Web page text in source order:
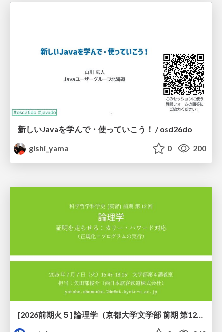
新しいJavaを学んで・使っていこう！ / osd26do
gishi_yama
0 200